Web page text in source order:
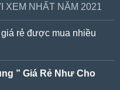
XEM NHẤT NĂM 2021
rẻ được mua nhiều
” Giá Rẻ Như Cho